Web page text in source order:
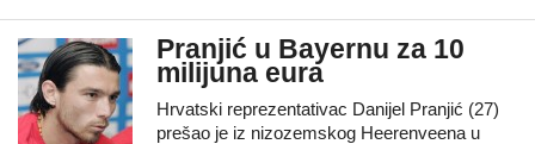
Pranjić u Bayernu za 10
milijuna eura
Hrvatski reprezentativac Danijel Pranjić (27)
prešao je iz nizozemskog Heerenveena u